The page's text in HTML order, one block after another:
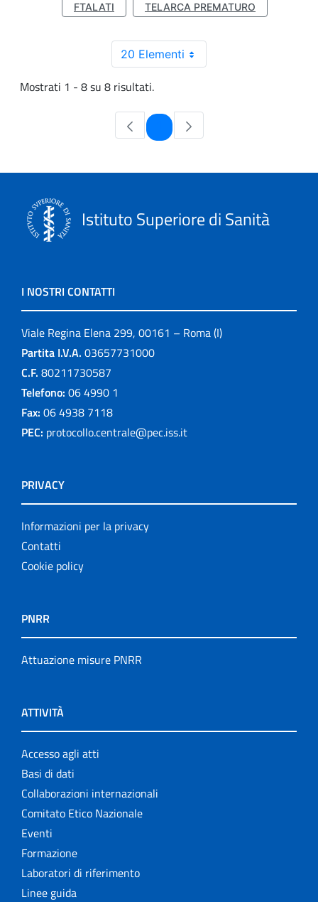
FTALATI
TELARCA PREMATURO
20 Elementi
Mostrati 1 - 8 su 8 risultati.
Pagina
Istituto Superiore di Sanità
I NOSTRI CONTATTI
Viale Regina Elena 299, 00161 – Roma (I)
Partita I.V.A. 03657731000
C.F. 80211730587
Telefono: 06 4990 1
Fax: 06 4938 7118
PEC: protocollo.centrale@pec.iss.it
PRIVACY
Informazioni per la privacy
Contatti
Cookie policy
PNRR
Attuazione misure PNRR
ATTIVITÀ
Accesso agli atti
Basi di dati
Collaborazioni internazionali
Comitato Etico Nazionale
Eventi
Formazione
Laboratori di riferimento
Linee guida